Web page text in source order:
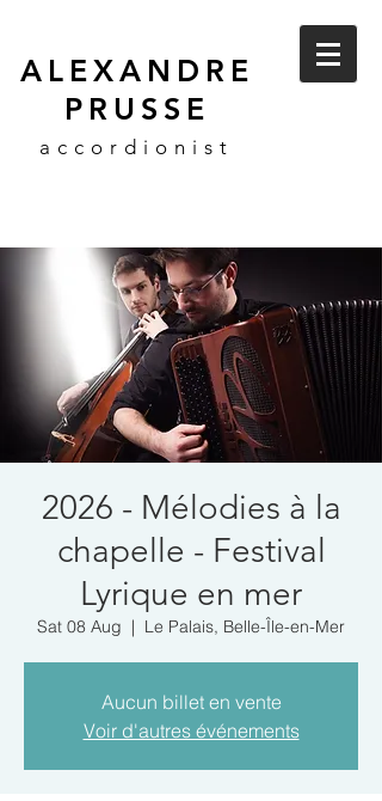
ALEXANDRE
PRUSSE
accordionist
2026 - Mélodies à la
chapelle - Festival
Lyrique en mer
Sat 08 Aug
  |
Le Palais, Belle-Île-en-Mer
Aucun billet en vente
Voir d'autres événements